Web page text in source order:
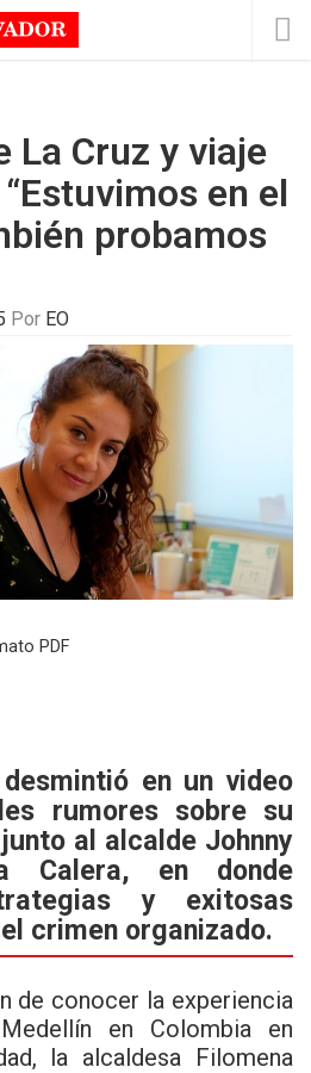
La Cruz y viaje
en el
probamos
Por EO
PDF
en un video
rumores sobre su
al alcalde Johnny
Calera, en donde
y exitosas
crimen organizado.
de conocer la experiencia
en Colombia en
la alcaldesa Filomena